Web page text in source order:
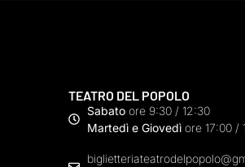
TEATRO DEL POPOLO
Sabato ore 9:30 / 12:30
Martedì e Giovedì ore 17:00 /